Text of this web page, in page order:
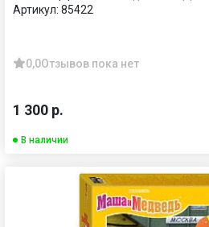
Артикул: 85422
0,0Отзывов пока нет
1 300 р.
В наличии